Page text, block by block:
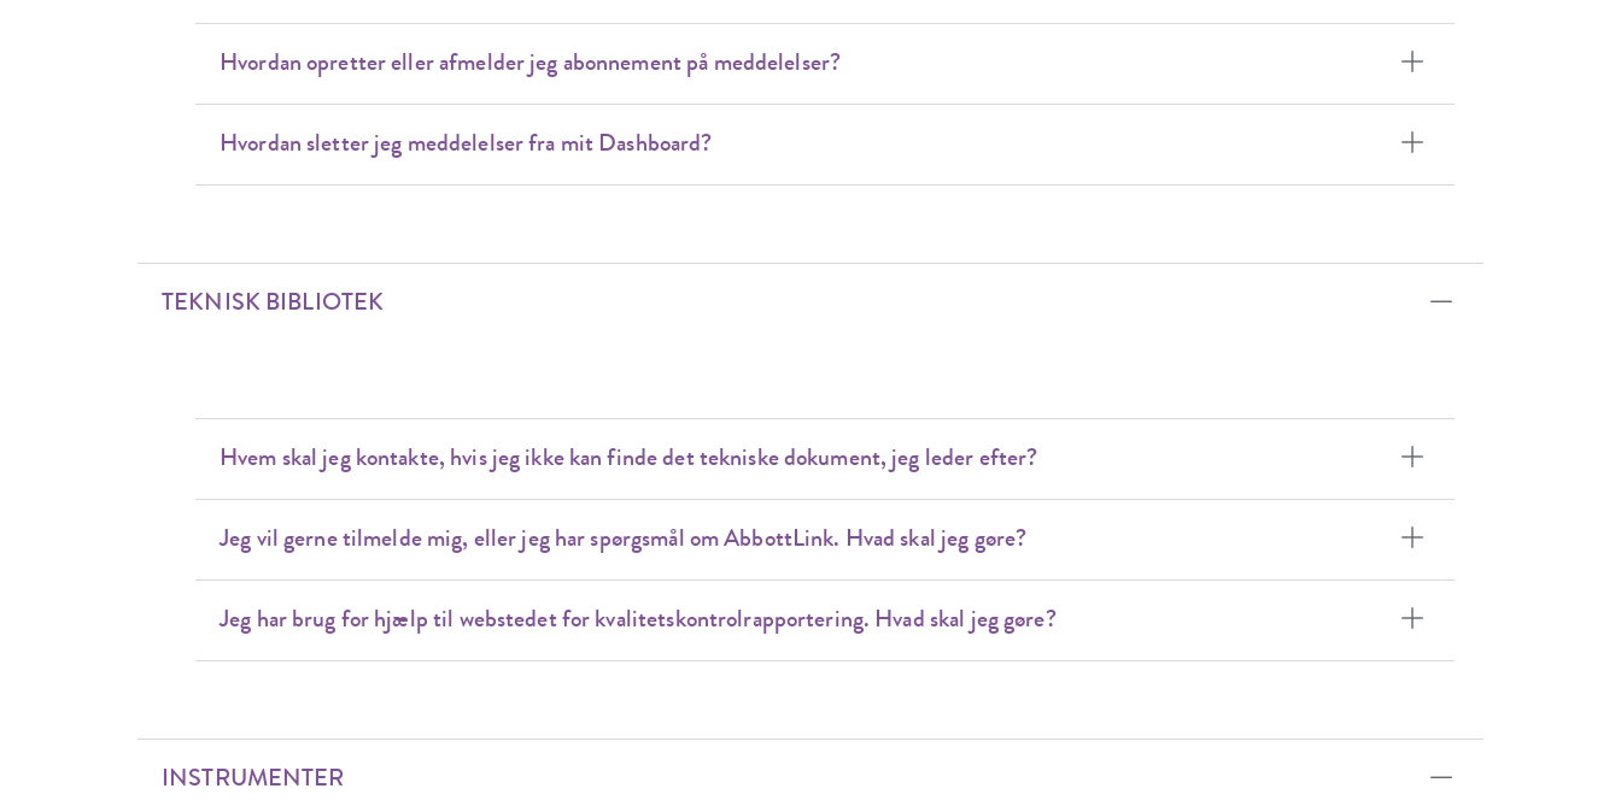
Hvordan opretter eller afmelder jeg abonnement på meddelelser?
Hvordan sletter jeg meddelelser fra mit Dashboard?
TEKNISK BIBLIOTEK
Hvem skal jeg kontakte, hvis jeg ikke kan finde det tekniske dokument, jeg leder efter?
Jeg vil gerne tilmelde mig, eller jeg har spørgsmål om AbbottLink. Hvad skal jeg gøre?
Jeg har brug for hjælp til webstedet for kvalitetskontrolrapportering. Hvad skal jeg gøre?
INSTRUMENTER